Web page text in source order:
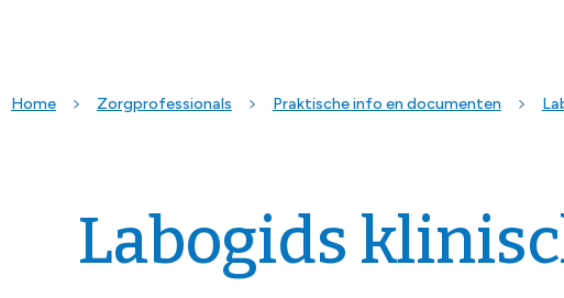
Home Zorgprofessionals Praktische info en documenten
Labogids